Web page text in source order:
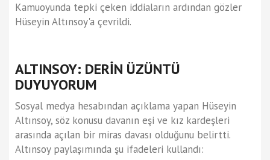
Kamuoyunda tepki çeken iddiaların ardından gözler
Hüseyin Altınsoy'a çevrildi.
ALTINSOY: DERİN ÜZÜNTÜ
DUYUYORUM
Sosyal medya hesabından açıklama yapan Hüseyin
Altınsoy, söz konusu davanın eşi ve kız kardeşleri
arasında açılan bir miras davası olduğunu belirtti.
Altınsoy paylaşımında şu ifadeleri kullandı: